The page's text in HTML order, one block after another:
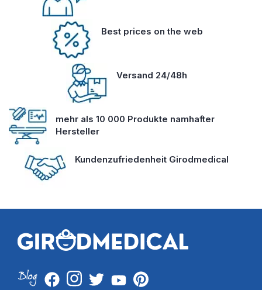
Best prices on the web
Versand 24/48h
mehr als 10 000 Produkte namhafter
Hersteller
Kundenzufriedenheit Girodmedical